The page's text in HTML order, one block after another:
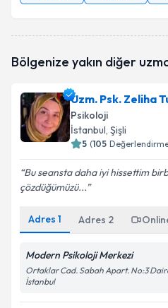
Bölgenize yakın diğer
Uzm. Psk. Zeliha
Psikoloji
İstanbul, Şişli
5 (105
Bu seansta daha iyi hissettim
çözdüğümüzü...
Adres 1 Adres 2
Modern Psikoloji Merkezi
Ortaklar Cad. Sabah Apart. No:3
İstanbul